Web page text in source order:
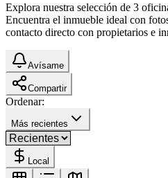
Explora nuestra selección de 3
Encuentra el inmueble ideal con
contacto directo con propietarios e
Avísame
Compartir
Ordenar:
Más recientes
Local